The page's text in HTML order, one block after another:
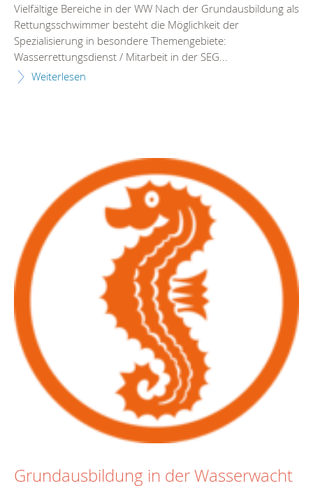
Vielfältige Bereiche in der WW Nach der Grundausbildung als
Rettungsschwimmer besteht die Möglichkeit der
Spezialisierung in besondere Themengebiete:
Wasserrettungsdienst / Mitarbeit in der SEG...
Weiterlesen
Grundausbildung in der Wasserwacht